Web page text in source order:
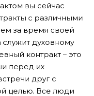
вы сейчас
с различными
за время своей
служит духовному
контракт – это
перед их
друг с
целью. Все люди